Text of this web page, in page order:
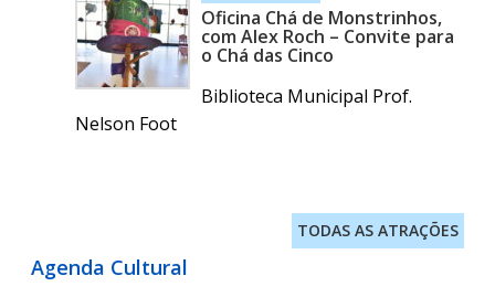
Oficina Chá de Monstrinhos,
com Alex Roch – Convite para
o Chá das Cinco
Biblioteca Municipal Prof.
Nelson Foot
TODAS AS ATRAÇÕES
Agenda Cultural